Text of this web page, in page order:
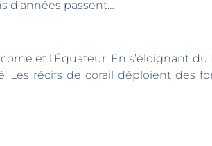
d’années passent…
du Pôle, ses eaux se
récifs de corail déploient des